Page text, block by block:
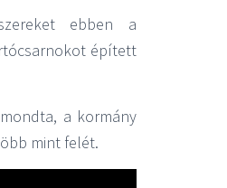
ebben a
épített
a kormány
mint felét.